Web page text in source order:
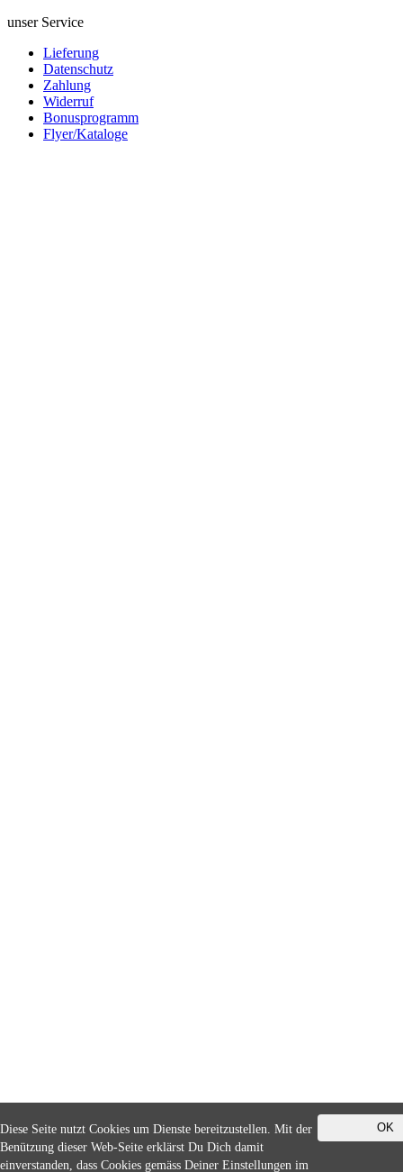
unser Service
Lieferung
Datenschutz
Zahlung
Widerruf
Bonusprogramm
Flyer/Kataloge
OK
Diese Seite nutzt Cookies um Dienste bereitzustellen. Mit der
Benützung dieser Web-Seite erklärst Du Dich damit
einverstanden, dass Cookies gemäss Deiner Einstellungen im